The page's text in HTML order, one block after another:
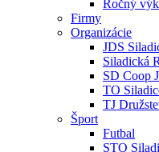
Ročný
Firmy
Organizácie
JDS
Siladická
SD Coop
TO
TJ
Šport
Futbal
STO